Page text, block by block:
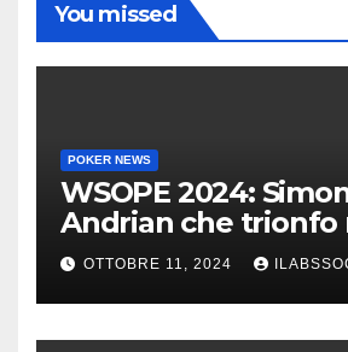
You missed
POKER NEWS
WSOPE 2024:
Andrian che trionfo
event al King’s
OTTOBRE 11, 2024